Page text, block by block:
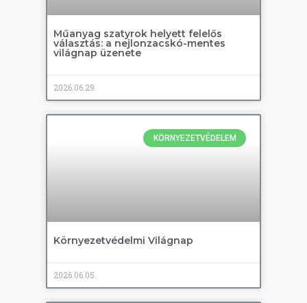
Műanyag szatyrok helyett felelős
választás: a nejlonzacskó-mentes
világnap üzenete
2026.06.29.
KÖRNYEZETVÉDELEM
Környezetvédelmi Világnap
2026.06.05.